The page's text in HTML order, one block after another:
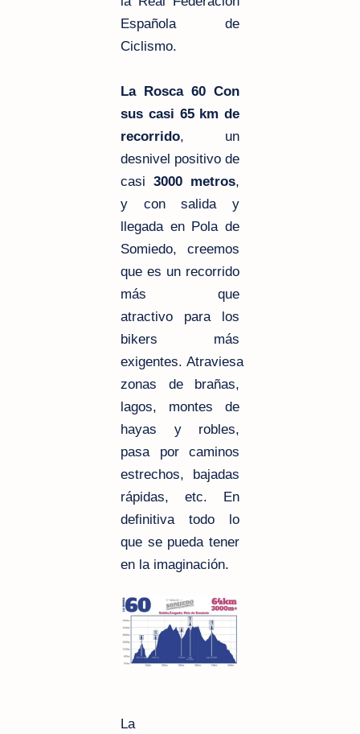
Española de
Ciclismo.
La Rosca 60 Con
sus casi 65 km de
recorrido, un
desnivel positivo de
casi 3000 metros,
y con salida y
llegada en Pola de
Somiedo, creemos
que es un recorrido
más que
atractivo para los
bikers más
exigentes. Atraviesa
zonas de brañas,
lagos, montes de
hayas y robles,
pasa por caminos
estrechos, bajadas
rápidas, etc. En
definitiva todo lo
que se pueda tener
en la imaginación.
La